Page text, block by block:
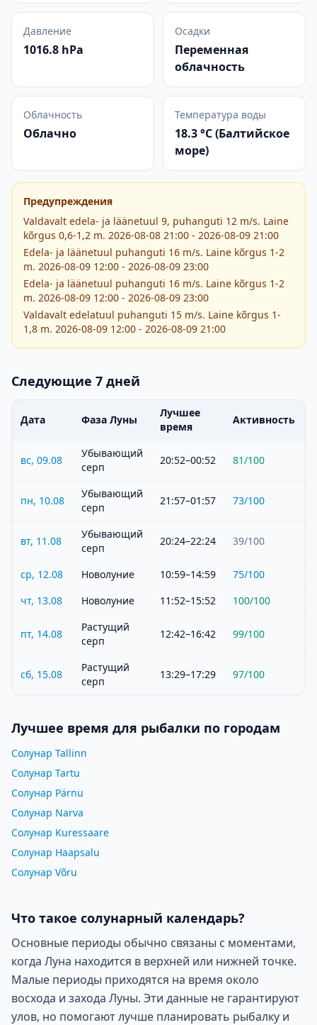
Давление
1016.8 hPa
Осадки
Переменная
облачность
Облачность
Облачно
Температура воды
18.3 °C (Балтийское
море)
Предупреждения
Valdavalt edela- ja läänetuul 9, puhanguti 12 m/s. Laine
kõrgus 0,6-1,2 m. 2026-08-08 21:00 - 2026-08-09 21:00
Edela- ja läänetuul puhanguti 16 m/s. Laine kõrgus 1-2
m. 2026-08-09 12:00 - 2026-08-09 23:00
Edela- ja läänetuul puhanguti 16 m/s. Laine kõrgus 1-2
m. 2026-08-09 12:00 - 2026-08-09 23:00
Valdavalt edelatuul puhanguti 15 m/s. Laine kõrgus 1-
1,8 m. 2026-08-09 12:00 - 2026-08-09 21:00
Следующие 7 дней
Дата Фаза Луны
Лучшее
время
Активность
вс, 09.08
Убывающий
серп
20:52–00:52 81/100
пн, 10.08
Убывающий
серп
21:57–01:57 73/100
вт, 11.08
Убывающий
серп
20:24–22:24 39/100
ср, 12.08 Новолуние 10:59–14:59 75/100
чт, 13.08
Новолуние 11:52–15:52 100/100
пт, 14.08
Растущий
серп
12:42–16:42 99/100
сб, 15.08
Растущий
серп
13:29–17:29 97/100
Лучшее время для рыбалки по городам
Солунар Tallinn
Солунар Tartu
Солунар Pärnu
Солунар Narva
Солунар Kuressaare
Солунар Haapsalu
Солунар Võru
Что такое солунарный календарь?
Основные периоды обычно связаны с моментами,
когда Луна находится в верхней или нижней точке.
Малые периоды приходятся на время около
восхода и захода Луны. Эти данные не гарантируют
улов, но помогают лучше планировать рыбалку и